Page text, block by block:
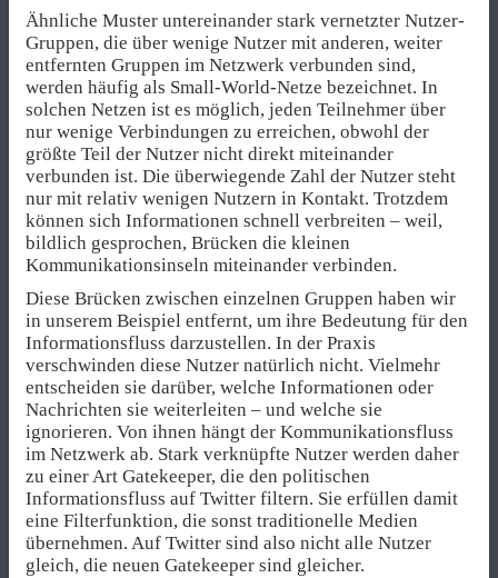
Ähnliche Muster untereinander stark vernetzter Nutzer-
Gruppen, die über wenige Nutzer mit anderen, weiter
entfernten Gruppen im Netzwerk verbunden sind,
werden häufig als Small-World-Netze bezeichnet. In
solchen Netzen ist es möglich, jeden Teilnehmer über
nur wenige Verbindungen zu erreichen, obwohl der
größte Teil der Nutzer nicht direkt miteinander
verbunden ist. Die überwiegende Zahl der Nutzer steht
nur mit relativ wenigen Nutzern in Kontakt. Trotzdem
können sich Informationen schnell verbreiten – weil,
bildlich gesprochen, Brücken die kleinen
Kommunikationsinseln miteinander verbinden.
Diese Brücken zwischen einzelnen Gruppen haben wir
in unserem Beispiel entfernt, um ihre Bedeutung für den
Informationsfluss darzustellen. In der Praxis
verschwinden diese Nutzer natürlich nicht. Vielmehr
entscheiden sie darüber, welche Informationen oder
Nachrichten sie weiterleiten – und welche sie
ignorieren. Von ihnen hängt der Kommunikationsfluss
im Netzwerk ab. Stark verknüpfte Nutzer werden daher
zu einer Art Gatekeeper, die den politischen
Informationsfluss auf Twitter filtern. Sie erfüllen damit
eine Filterfunktion, die sonst traditionelle Medien
übernehmen. Auf Twitter sind also nicht alle Nutzer
gleich, die neuen Gatekeeper sind gleicher.